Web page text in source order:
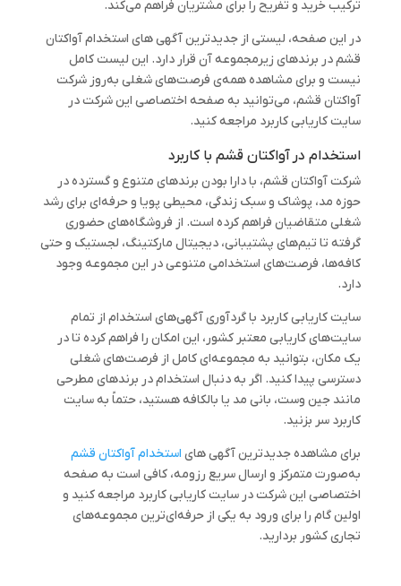
ترکیب خرید و تفریح را برای مشتریان فراهم می‌کند.
در این صفحه، لیستی از جدیدترین آگهی های استخدام آواکتان
قشم در برندهای زیرمجموعه آن قرار دارد. این لیست کامل
نیست و برای مشاهده همه‌ی فرصت‌های شغلی به‌روز شرکت
آواکتان قشم، می‌توانید به صفحه اختصاصی این شرکت در
سایت کاریابی کاربرد مراجعه کنید.
استخدام در آواکتان قشم با کاربرد
شرکت آواکتان قشم، با دارا بودن برندهای متنوع و گسترده در
حوزه‌ مد، پوشاک و سبک زندگی، محیطی پویا و حرفه‌ای برای رشد
شغلی متقاضیان فراهم کرده است. از فروشگاه‌های حضوری
گرفته تا تیم‌های پشتیبانی، دیجیتال مارکتینگ، لجستیک و حتی
کافه‌ها، فرصت‌های استخدامی متنوعی در این مجموعه وجود
دارد.
سایت کاریابی کاربرد با گردآوری آگهی‌های استخدام از تمام
سایت‌های کاریابی معتبر کشور، این امکان را فراهم کرده تا در
یک مکان، بتوانید به مجموعه‌ای کامل از فرصت‌های شغلی
دسترسی پیدا کنید. اگر به دنبال استخدام در برندهای مطرحی
مانند جین وست، بانی مد یا بالکافه هستید، حتماً به سایت
کاربرد سر بزنید.
برای مشاهده‌ جدیدترین آگهی های استخدام آواکتان قشم
به‌صورت متمرکز و ارسال سریع رزومه، کافی است به صفحه
اختصاصی این شرکت در سایت کاریابی کاربرد مراجعه کنید و
اولین گام را برای ورود به یکی از حرفه‌ای‌ترین مجموعه‌های
تجاری کشور بردارید.